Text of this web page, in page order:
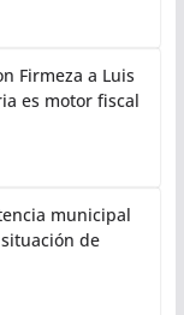
Firmeza a Luis
es motor fiscal
municipal
de